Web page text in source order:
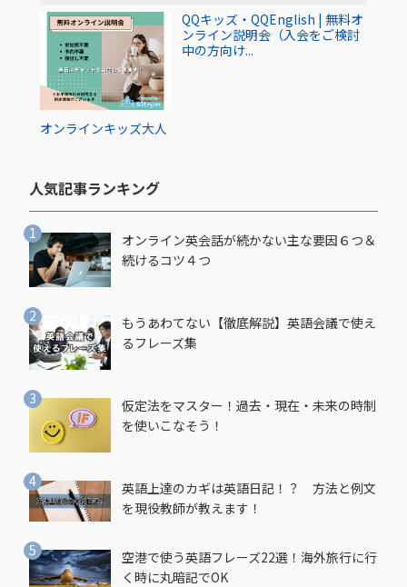
オンラインキッズ大人
QQキッズ・QQEnglish | 無料オ
ンライン説明会（入会をご検討
中の方向け...
人気記事ランキング​
オンライン英会話が続かない主な要因６つ＆
続けるコツ４つ
もうあわてない【徹底解説】英語会議で使え
るフレーズ集
仮定法をマスター！過去・現在・未来の時制
を使いこなそう！
英語上達のカギは英語日記！？ 方法と例文
を現役教師が教えます！
空港で使う英語フレーズ22選！海外旅行に行
く時に丸暗記でOK